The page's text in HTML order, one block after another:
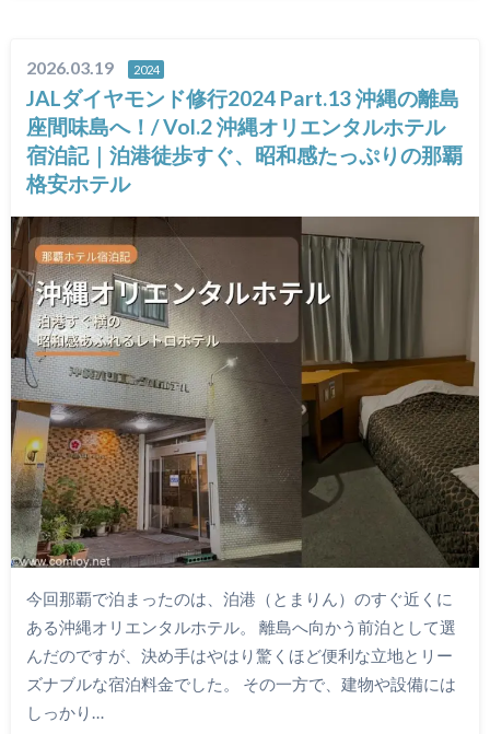
2026.03.19 2024
JALダイヤモンド修行2024 Part.13 沖縄の離島
座間味島へ！/ Vol.2 沖縄オリエンタルホテル
宿泊記｜泊港徒歩すぐ、昭和感たっぷりの那覇
格安ホテル
今回那覇で泊まったのは、泊港（とまりん）のすぐ近くに
ある沖縄オリエンタルホテル。 離島へ向かう前泊として選
んだのですが、決め手はやはり驚くほど便利な立地とリー
ズナブルな宿泊料金でした。 その一方で、建物や設備には
しっかり…